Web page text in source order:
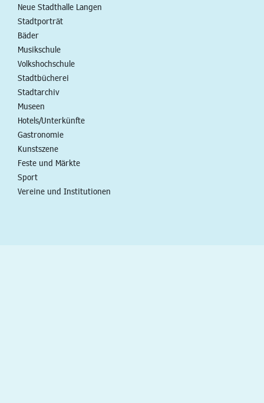
Neue Stadthalle Langen
Stadtporträt
Bäder
Musikschule
Volkshochschule
Stadtbücherei
Stadtarchiv
Museen
Hotels/Unterkünfte
Gastronomie
Kunstszene
Feste und Märkte
Sport
Vereine und Institutionen